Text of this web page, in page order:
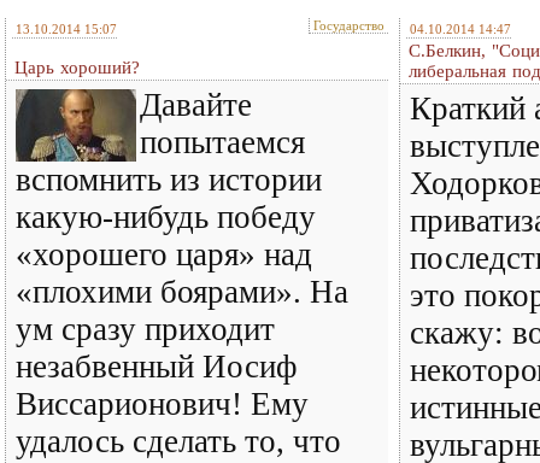
13.10.2014 15:07 Государство
Царь хороший?
Давайте
попытаемся
вспомнить из истории
какую-нибудь победу
«хорошего царя» над
«плохими боярами». На
ум сразу приходит
незабвенный Иосиф
Виссарионович! Ему
удалось сделать то, что
04.10.2014 14:47
С.Белкин,
либеральная
Краткий
это
скажу: